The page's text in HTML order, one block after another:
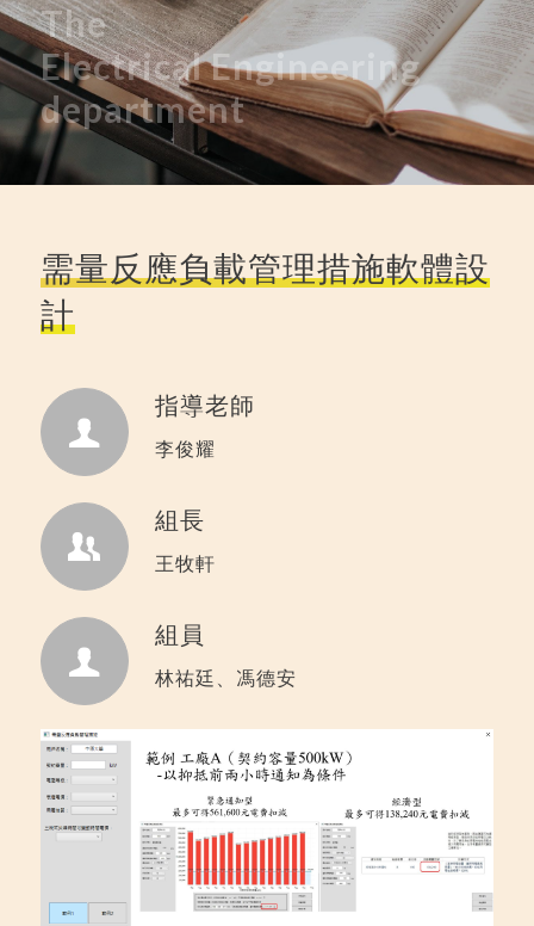
The
ElectricalEngineering
department
需量反應負載管理措施軟體設
計
指導老師
李俊耀
組長
王牧軒
組員
林祐廷、馮德安